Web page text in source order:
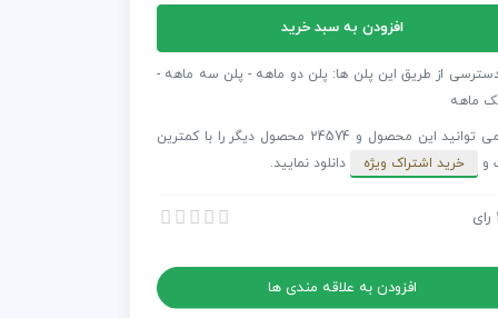
افزودن به سبد خرید
از طریق این پلن ها: پلن دو ماهه - پلن سه ماهه -
ماهه
شما می توانید این محصول و 24574 محصول دیگر را با کمترین
و
خرید اشتراک ویژه دانلود نمایید.
افترافکت لوگو با افکت گلیچ کوتاه 1 رای
افزودن به علاقه مندی ها